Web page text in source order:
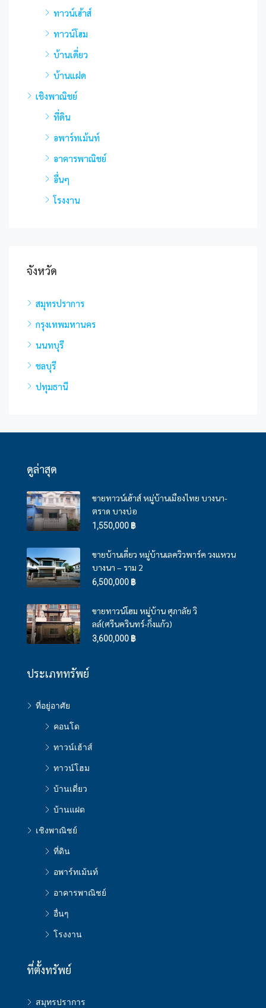
ทาวน์เฮ้าส์
ทาวน์โฮม
บ้านเดี่ยว
บ้านแฝด
เชิงพาณิชย์
ที่ดิน
อพาร์ทเม้นท์
อาคารพาณิชย์
อื่นๆ
โรงงาน
จังหวัด
สมุทรปราการ
กรุงเทพมหานคร
นนทบุรี
ชลบุรี
ปทุมธานี
ดูล่าสุด
ขายทาวน์เฮ้าส์ หมู่บ้านเมืองไทย บางนา-
ตราด บางบ่อ
1,550,000 ฿
ขายบ้านเดี่ยว หมู่บ้านเลควิวพาร์ค วงแหวน
บางนา – ราม 2
6,500,000 ฿
ขายทาวน์โฮม หมู่บ้าน ศุภาลัย วิ
ลล์(ศรีนครินทร์-กิ่งแก้ว)
3,600,000 ฿
ประเภททรัพย์
ที่อยู่อาศัย
คอนโด
ทาวน์เฮ้าส์
ทาวน์โฮม
บ้านเดี่ยว
บ้านแฝด
เชิงพาณิชย์
ที่ดิน
อพาร์ทเม้นท์
อาคารพาณิชย์
อื่นๆ
โรงงาน
ที่ตั้งทรัพย์
สมุทรปราการ